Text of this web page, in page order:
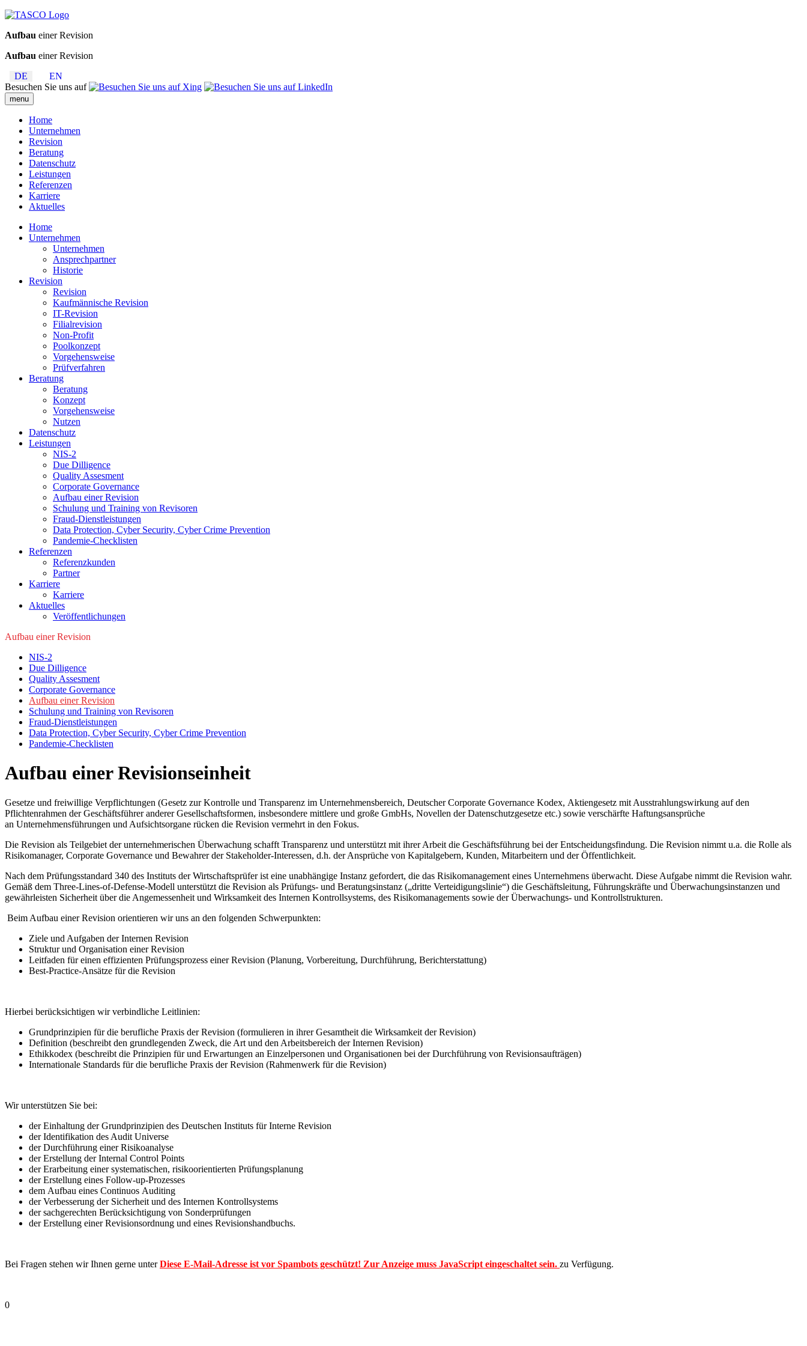
Aufbau einer Revision
Aufbau einer Revision
DE
EN
Besuchen Sie uns auf
menu
Home
Unternehmen
Revision
Beratung
Datenschutz
Leistungen
Referenzen
Karriere
Aktuelles
Home
Unternehmen
Unternehmen
Ansprechpartner
Historie
Revision
Revision
Kaufmännische Revision
IT-Revision
Filialrevision
Non-Profit
Poolkonzept
Vorgehensweise
Prüfverfahren
Beratung
Beratung
Konzept
Vorgehensweise
Nutzen
Datenschutz
Leistungen
NIS-2
Due Dilligence
Quality Assesment
Corporate Governance
Aufbau einer Revision
Schulung und Training von Revisoren
Fraud-Dienstleistungen
Data Protection, Cyber Security, Cyber Crime Prevention
Pandemie-Checklisten
Referenzen
Referenzkunden
Partner
Karriere
Karriere
Aktuelles
Veröffentlichungen
Aufbau einer Revision
NIS-2
Due Dilligence
Quality Assesment
Corporate Governance
Aufbau einer Revision
Schulung und Training von Revisoren
Fraud-Dienstleistungen
Data Protection, Cyber Security, Cyber Crime Prevention
Pandemie-Checklisten
Aufbau einer Revisionseinheit
Gesetze und freiwillige Verpflichtungen (Gesetz zur Kontrolle und Transparenz im Unternehmensbereich, Deutscher Corporate Governance Kodex, Aktiengesetz mit Ausstrahlungswirkung auf den
Pflichtenrahmen der Geschäftsführer anderer Gesellschaftsformen, insbesondere mittlere und große GmbHs, Novellen der Datenschutzgesetze etc.) sowie verschärfte Haftungsansprüche
an Unternehmensführungen und Aufsichtsorgane rücken die Revision vermehrt in den Fokus.
Die Revision als Teilgebiet der unternehmerischen Überwachung schafft Transparenz und unterstützt mit ihrer Arbeit die Geschäftsführung bei der Entscheidungsfindung. Die Revision nimmt u.a. die Rolle als
Risikomanager, Corporate Governance und Bewahrer der Stakeholder-Interessen, d.h. der Ansprüche von Kapitalgebern, Kunden, Mitarbeitern und der Öffentlichkeit.
Nach dem Prüfungsstandard 340 des Instituts der Wirtschaftsprüferist eine unabhängige Instanz gefordert, die das Risikomanagement eines Unternehmens überwacht. Diese Aufgabe nimmt die Revision wahr.
Gemäß dem Three-Lines-of-Defense-Modell unterstützt die Revision als Prüfungs- und Beratungsinstanz („dritte Verteidigungslinie“) die Geschäftsleitung, Führungskräfte und Überwachungsinstanzen und
gewährleisten Sicherheit über die Angemessenheit und Wirksamkeit des Internen Kontrollsystems, des Risikomanagements sowie der Überwachungs- und Kontrollstrukturen.
Beim Aufbau einer Revision orientieren wiruns an den folgenden Schwerpunkten:
Ziele und Aufgaben der Internen Revision
Struktur und Organisation einerRevision
Leitfaden für einen effizienten Prüfungsprozess einerRevision (Planung, Vorbereitung, Durchführung, Berichterstattung)
Best-Practice-Ansätze fürdie Revision
Hierbei berücksichtigen wir verbindliche Leitlinien:
Grundprinzipien für die berufliche Praxis der Revision (formulieren in ihrer Gesamtheit die Wirksamkeit derRevision)
Definition (beschreibt den grundlegenden Zweck, die Art und den Arbeitsbereich der Internen Revision)
Ethikkodex (beschreibt die Prinzipien für und Erwartungen an Einzelpersonen und Organisationen bei der Durchführung von Revisionsaufträgen)
Internationale Standards für die berufliche Praxis der Revision (Rahmenwerk fürdie Revision)
Wir unterstützen Sie bei:
der Einhaltung der Grundprinzipien des Deutschen Instituts für Interne Revision
der Identifikation des Audit Universe
der Durchführung einer Risikoanalyse
der Erstellung der Internal Control Points
der Erarbeitung einersystematischen, risikoorientierten Prüfungsplanung
der Erstellung eines Follow-up-Prozesses
dem Aufbau eines Continuos Auditing
der Verbesserung der Sicherheit und des Internen Kontrollsystems
der sachgerechten Berücksichtigung von Sonderprüfungen
der Erstellung einer Revisionsordnung und eines Revisionshandbuchs.
Bei Fragen stehen wir Ihnen gerne unterDiese E-Mail-Adresse ist vor Spambots geschützt! Zur Anzeige muss JavaScript eingeschaltet sein. zu Verfügung.
0